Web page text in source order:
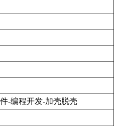
-编程开发-加壳脱壳